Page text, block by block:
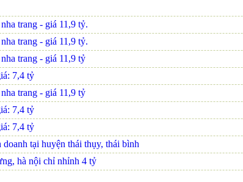
trang - giá 11,9 tỷ.
trang - giá 11,9 tỷ.
trang - giá 11,9 tỷ
7,4 tỷ
trang - giá 11,9 tỷ
7,4 tỷ
7,4 tỷ
tại huyện thái thụy, thái bình
hà nội chỉ nhỉnh 4 tỷ